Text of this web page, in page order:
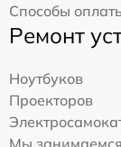
Способы
Ремонт
Ноутбуков
Проекторов